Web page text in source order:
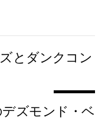
とダンクコン
ズモンド・ベ